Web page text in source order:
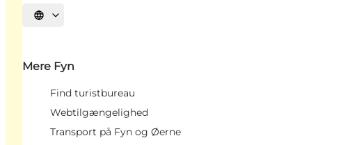
Vælg sprog
Mere Fyn
Find turistbureau
Webtilgængelighed
Transport på Fyn og Øerne